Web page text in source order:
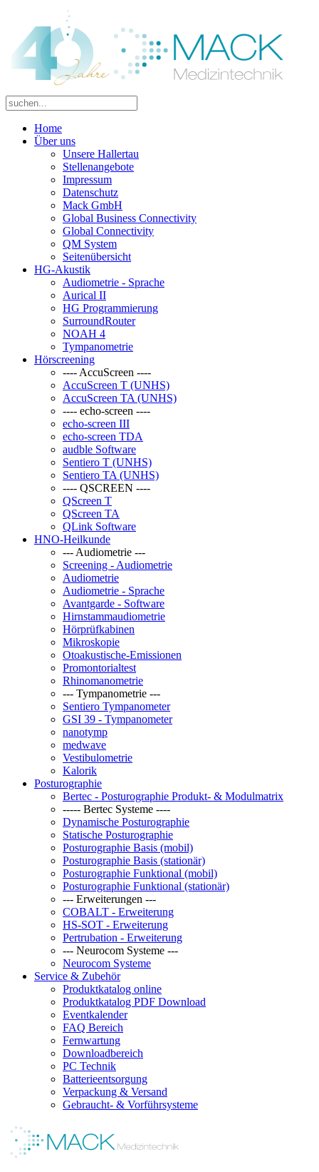
Home
Über uns
Unsere Hallertau
Stellenangebote
Impressum
Datenschutz
Mack GmbH
Global Business Connectivity
Global Connectivity
QM System
Seitenübersicht
HG-Akustik
Audiometrie - Sprache
Aurical II
HG Programmierung
SurroundRouter
NOAH 4
Tympanometrie
Hörscreening
---- AccuScreen ----
AccuScreen T (UNHS)
AccuScreen TA (UNHS)
---- echo-screen ----
echo-screen III
echo-screen TDA
audble Software
Sentiero T (UNHS)
Sentiero TA (UNHS)
---- QSCREEN ----
QScreen T
QScreen TA
QLink Software
HNO-Heilkunde
--- Audiometrie ---
Screening - Audiometrie
Audiometrie
Audiometrie - Sprache
Avantgarde - Software
Hirnstammaudiometrie
Hörprüfkabinen
Mikroskopie
Otoakustische-Emissionen
Promontorialtest
Rhinomanometrie
--- Tympanometrie ---
Sentiero Tympanometer
GSI 39 - Tympanometer
nanotymp
medwave
Vestibulometrie
Kalorik
Posturographie
Bertec - Posturographie Produkt- & Modulmatrix
----- Bertec Systeme ----
Dynamische Posturographie
Statische Posturographie
Posturographie Basis (mobil)
Posturographie Basis (stationär)
Posturographie Funktional (mobil)
Posturographie Funktional (stationär)
--- Erweiterungen ---
COBALT - Erweiterung
HS-SOT - Erweiterung
Pertrubation - Erweiterung
--- Neurocom Systeme ---
Neurocom Systeme
Service & Zubehör
Produktkatalog online
Produktkatalog PDF Download
Eventkalender
FAQ Bereich
Fernwartung
Downloadbereich
PC Technik
Batterieentsorgung
Verpackung & Versand
Gebraucht- & Vorführsysteme